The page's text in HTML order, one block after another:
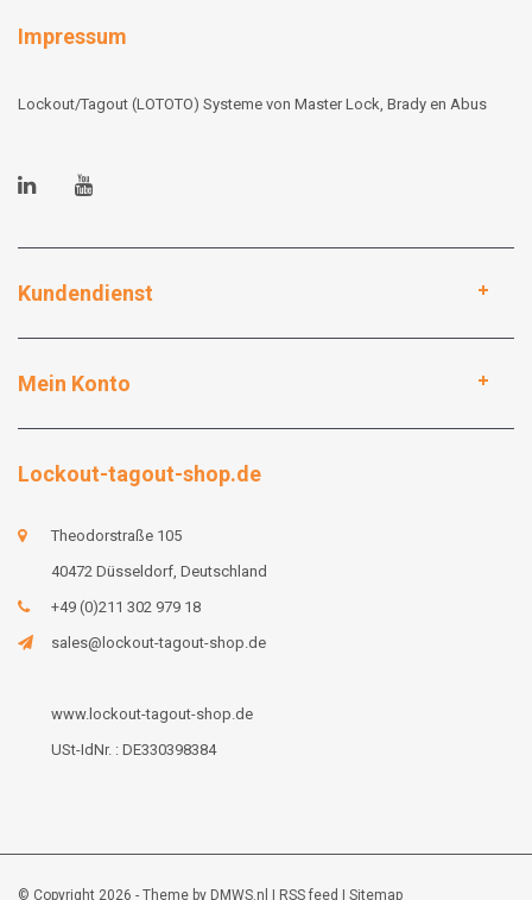
Impressum
Lockout/Tagout (LOTOTO) Systeme von Master Lock, Brady en Abus
Kundendienst
Mein Konto
Lockout-tagout-shop.de
Theodorstraße 105
40472 Düsseldorf, Deutschland
+49 (0)211 302 979 18
sales@lockout-tagout-shop.de
www.lockout-tagout-shop.de
USt-IdNr. : DE330398384
© Copyright 2026 - Theme by DMWS.nl RSS feed Sitemap